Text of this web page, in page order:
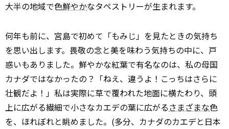
大半の地域で色鮮やかなタペストリーが生まれます。
何年も前に、宮島で初めて「もみじ」を見たときの気持ち
を思い出します。畏敬の念と美を味わう気持ちの中に、戸
惑いもありました。鮮やかな紅葉で有名なのは、私の母国
カナダではなかったの？「ねえ、違うよ！こっちはさらに
壮観だよ！」私は実際に草で覆われた地面に横たわり、頭
上に広がる繊細で小さなカエデの葉に広がるさまざまな色
を、ほれぼれと眺めました。(多分、カナダのカエデと日本